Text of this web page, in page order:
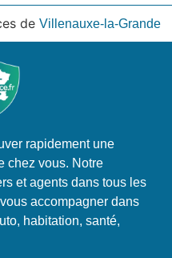
de Villenauxe-la-Grande
rapidement une
chez vous. Notre
et agents dans tous les
accompagner dans
habitation, santé,